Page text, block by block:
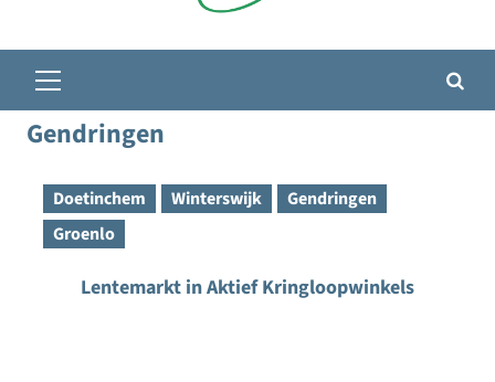
menu
Gendringen
Doetinchem Winterswijk
Gendringen
Groenlo
Lentemarkt in Aktief Kringloopwinkels